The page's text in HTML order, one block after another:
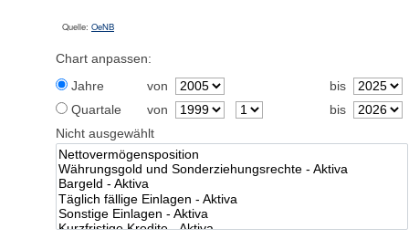
Quelle: OeNB
Chart anpassen:
Jahre
von
bis
Quartale
von
bis
Nicht ausgewählt